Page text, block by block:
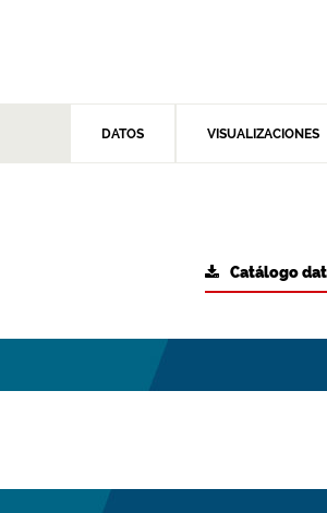
DATOS VISUALIZACIONES
Catálogo